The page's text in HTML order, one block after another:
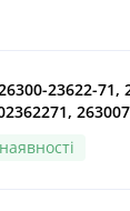
23622-71,